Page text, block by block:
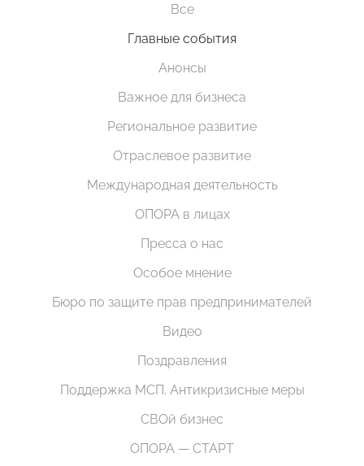
Все
Главные события
Анонсы
Важное для бизнеса
Региональное развитие
Отраслевое развитие
Международная деятельность
ОПОРА в лицах
Пресса о нас
Особое мнение
Бюро по защите прав предпринимателей
Видео
Поздравления
Поддержка МСП. Антикризисные меры
СВОй бизнес
ОПОРА — СТАРТ